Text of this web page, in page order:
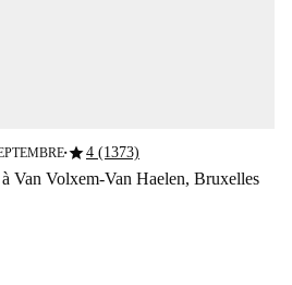
■star4 (1373)
Van Volxem-Van Haelen, Bruxelles